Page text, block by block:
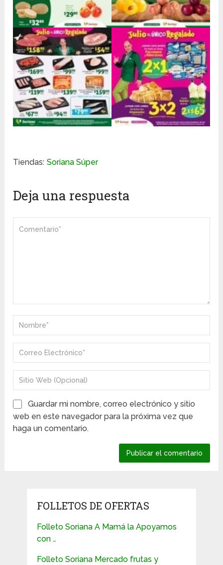
Tiendas: Soriana Súper
Deja una respuesta
Guardar mi nombre, correo electrónico y sitio
web en este navegador para la próxima vez que
haga un comentario.
FOLLETOS DE OFERTAS
Folleto Soriana A Mamá la Apoyamos
con …
Folleto Soriana Mercado frutas y